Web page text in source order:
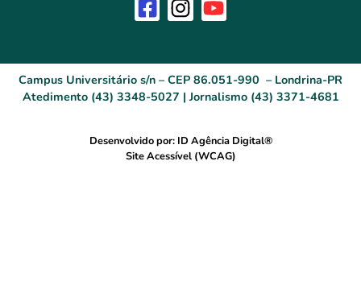
Campus Universitário s/n – CEP 86.051-990 – Londrina-PR
Atedimento (43) 3348-5027 | Jornalismo (43) 3371-4681
Desenvolvido por: ID Agência Digital®
Site Acessível (WCAG)